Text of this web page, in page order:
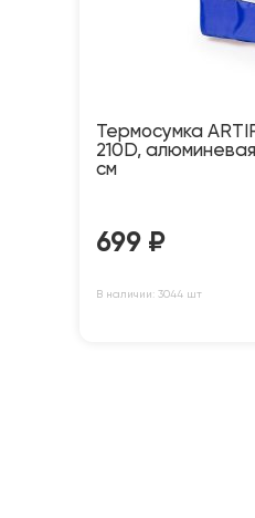
Термосумка
210D,
см
699 ₽
В наличии: 3044 шт